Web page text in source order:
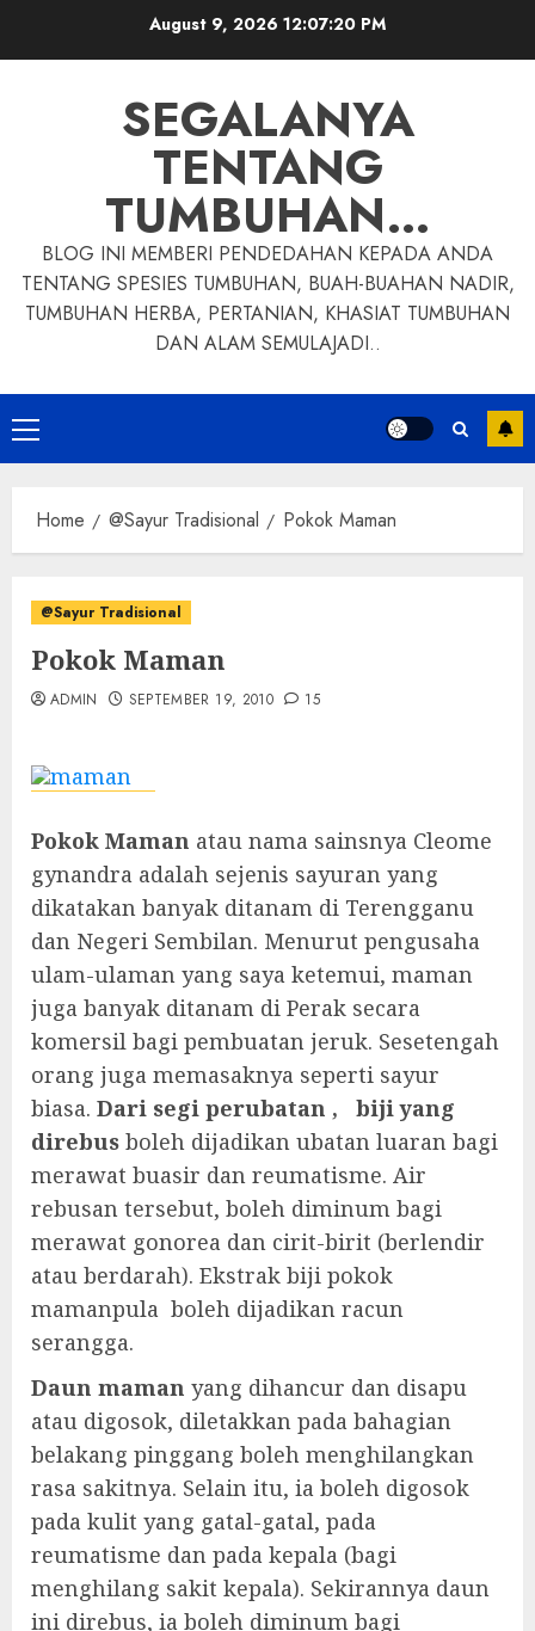
August 9, 202612:07:21 PM
SEGALANYA
TENTANG
TUMBUHAN…
BLOG INI MEMBERI PENDEDAHAN KEPADA ANDA
TENTANG SPESIES TUMBUHAN, BUAH-BUAHAN NADIR,
TUMBUHAN HERBA, PERTANIAN, KHASIAT TUMBUHAN
DAN ALAM SEMULAJADI..
Primary
Menu
Home @Sayur Tradisional Pokok Maman
@Sayur Tradisional
Pokok Maman
ADMIN SEPTEMBER 19, 2010 15
Pokok Maman atau nama sainsnya Cleome
gynandra adalah sejenis sayuran yang
dikatakan banyak ditanam di Terengganu
dan Negeri Sembilan. Menurut pengusaha
ulam-ulaman yang saya ketemui, maman
juga banyak ditanam di Perak secara
komersil bagi pembuatan jeruk. Sesetengah
orang juga memasaknya seperti sayur
biasa. Dari segi perubatan , biji yang
direbus boleh dijadikan ubatan luaran bagi
merawat buasir dan reumatisme. Air
rebusan tersebut, boleh diminum bagi
merawat gonorea dan cirit-birit (berlendir
atau berdarah). Ekstrak biji pokok
mamanpula boleh dijadikan racun
serangga.
Daun maman yang dihancur dan disapu
atau digosok, diletakkan pada bahagian
belakang pinggang boleh menghilangkan
rasa sakitnya. Selain itu, ia boleh digosok
pada kulit yang gatal-gatal, pada
reumatisme dan pada kepala (bagi
menghilang sakit kepala). Sekirannya daun
ini direbus, ia boleh diminum bagi